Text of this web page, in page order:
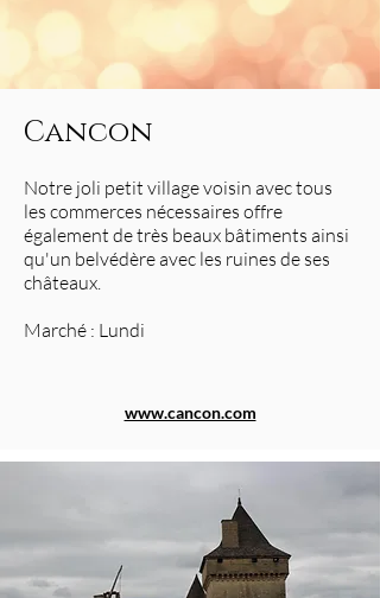
Cancon
Notre joli petit village voisin avec tous
les commerces nécessaires offre
également de très beaux bâtiments ainsi
qu'un belvédère avec les ruines de ses
châteaux.
Marché : Lundi
www.cancon.com